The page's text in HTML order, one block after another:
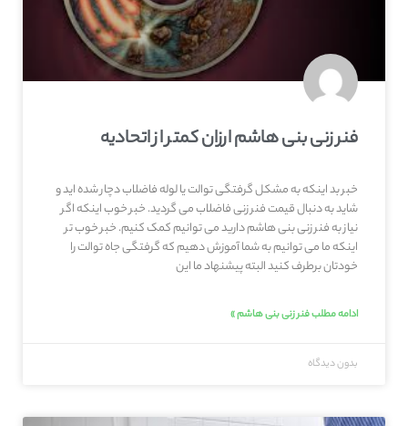
فنر زنی بنی هاشم ارزان کمتر از اتحادیه
خبر بد اینکه به مشکل گرفتگی توالت یا لوله فاضلاب دچار شده اید و
شاید به دنبال قیمت فنر زنی فاضلاب می گردید. خبر خوب اینکه اگر
نیاز به فنر زنی بنی هاشم دارید می توانیم کمک کنیم. خبر خوب تر
اینکه ما می توانیم به شما آموزش دهیم که گرفتگی جاه توالت را
خودتان برطرف کنید البته پیشنهاد ما این
ادامه مطلب فنر زنی بنی هاشم »
بدون دیدگاه